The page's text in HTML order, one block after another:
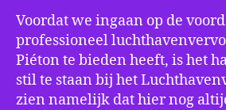
Voordat we ingaan op de
professioneel
Piéton te bieden heeft, is het
stil te staan bij het
zien namelijk dat hier nog